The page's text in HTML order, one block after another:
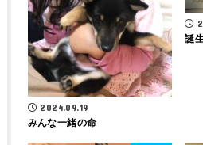
2024.09.19
みんな一緒の命
誕